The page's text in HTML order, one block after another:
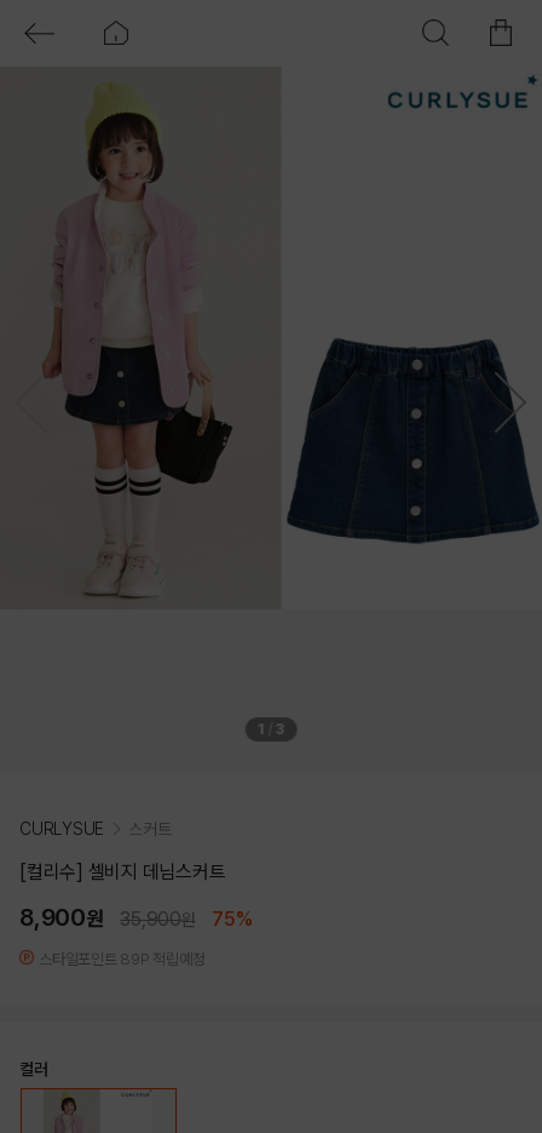
1 3
CURLYSUE 스커트
[컬리수] 셀비지 데님스커트
8,900원 35,900원 75%
스타일포인트 89P 적립예정
컬러